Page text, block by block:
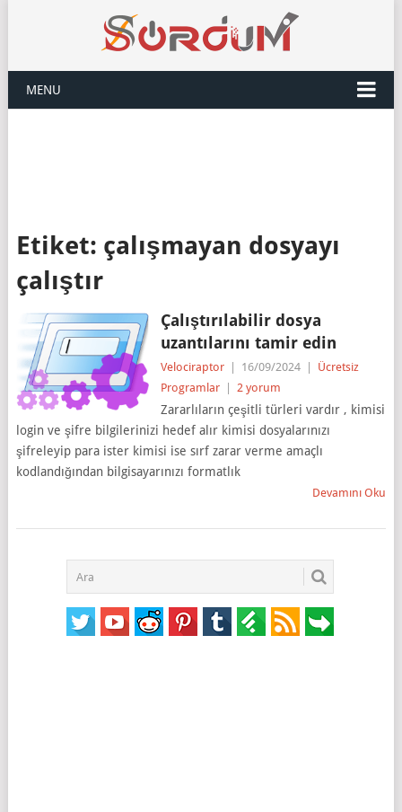
MENU
Etiket: çalışmayan dosyayı
çalıştır
Çalıştırılabilir dosya
uzantılarını tamir edin
Velociraptor 16/09/2024
Ücretsiz
Programlar
2 yorum
Zararlıların çeşitli türleri vardır , kimisi
login ve şifre bilgilerinizi hedef alır kimisi dosyalarınızı
şifreleyip para ister kimisi ise sırf zarar verme amaçlı
kodlandığından bilgisayarınızı formatlık
Devamını Oku